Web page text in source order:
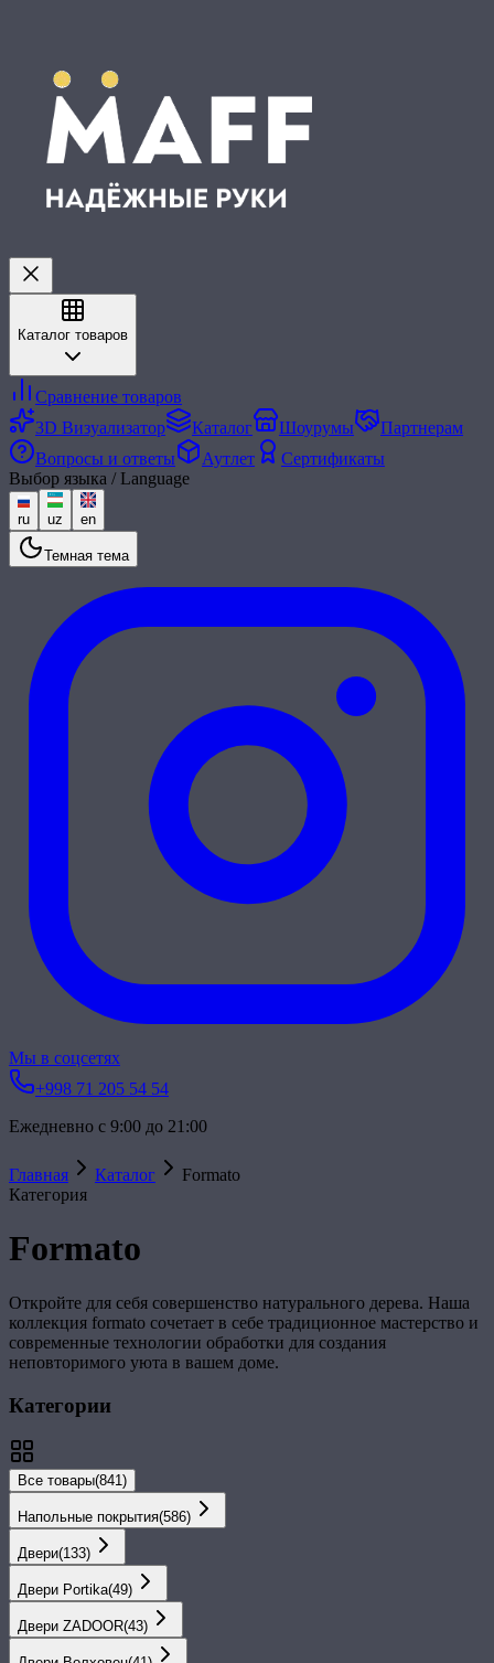
Каталог товаров
Сравнение товаров
3D Визуализатор
Каталог Шоурумы
Партнерам
Вопросы и ответы
Аутлет
Сертификаты
Выбор языка / Language
ru uz en
Темная тема
Мы в соцсетях
+998 71 205 54 54
Ежедневно с 9:00 до 21:00
Главная Каталог
Formato
Категория
Formato
Откройте для себя совершенство натурального дерева. Наша
коллекция formato сочетает в себе традиционное мастерство и
современные технологии обработки для создания
неповторимого уюта в вашем доме.
Категории
Все товары(841)
Напольные покрытия(586)
Двери(133)
Двери Portika(49)
Двери ZADOOR(43)